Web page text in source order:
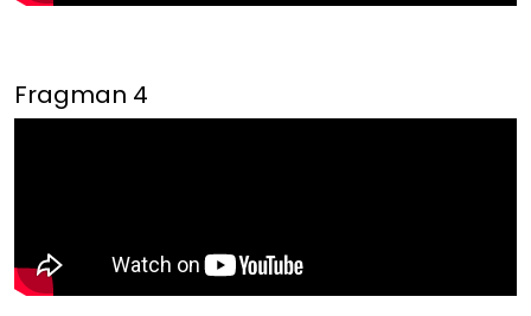
Fragman 4